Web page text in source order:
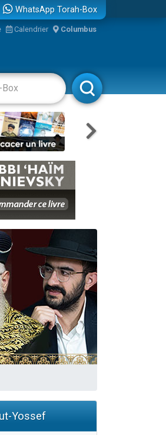
WhatsApp Torah-Box
Calendrier Columbus
Rabbanim
Yossef